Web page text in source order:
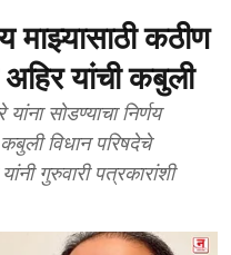
माझ्यासाठी कठीण
यांची कबुली
सोडण्याचा निर्णय
विधान परिषदेचे
गुरुवारी पत्रकारांशी